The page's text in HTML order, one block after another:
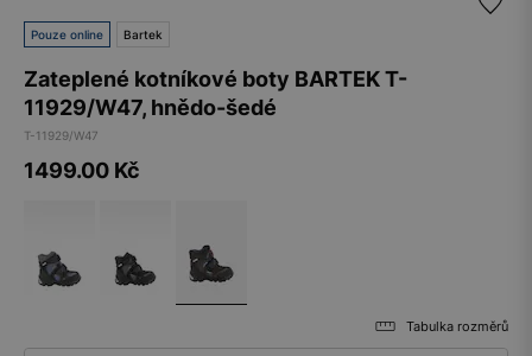
Pouze online Bartek
Zateplené kotníkové boty BARTEK T-
11929/W47, hnědo-šedé
T-11929/W47
1499.00 Kč
Tabulka rozměrů